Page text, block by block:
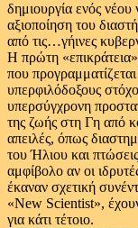
δημιουργία ενός νέου
αξιοποίηση του
από τις…γήινες
Η πρώτη
που
υπερφιλόδοξους
υπερσύγχρονη
της ζωής στη Γη από
απειλές, όπως
του Ήλιου και
αμφίβολο αν οι
έκαναν σχετική
«New Scientist», έχουν
για κάτι τέτοιο.